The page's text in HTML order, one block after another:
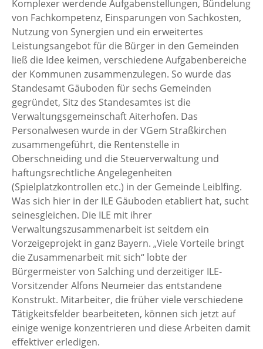
Komplexer werdende Aufgabenstellungen, Bündelung
von Fachkompetenz, Einsparungen von Sachkosten,
Nutzung von Synergien und ein erweitertes
Leistungsangebot für die Bürger in den Gemeinden
ließ die Idee keimen, verschiedene Aufgabenbereiche
der Kommunen zusammenzulegen. So wurde das
Standesamt Gäuboden für sechs Gemeinden
gegründet, Sitz des Standesamtes ist die
Verwaltungsgemeinschaft Aiterhofen. Das
Personalwesen wurde in der VGem Straßkirchen
zusammengeführt, die Rentenstelle in
Oberschneiding und die Steuerverwaltung und
haftungsrechtliche Angelegenheiten
(Spielplatzkontrollen etc.) in der Gemeinde Leiblfing.
Was sich hier in der ILE Gäuboden etabliert hat, sucht
seinesgleichen. Die ILE mit ihrer
Verwaltungszusammenarbeit ist seitdem ein
Vorzeigeprojekt in ganz Bayern. „Viele Vorteile bringt
die Zusammenarbeit mit sich“ lobte der
Bürgermeister von Salching und derzeitiger ILE-
Vorsitzender Alfons Neumeier das entstandene
Konstrukt. Mitarbeiter, die früher viele verschiedene
Tätigkeitsfelder bearbeiteten, können sich jetzt auf
einige wenige konzentrieren und diese Arbeiten damit
effektiver erledigen.